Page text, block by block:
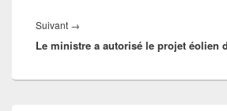
Suivant →
suivant :
Le ministre a autorisé le projet éolien